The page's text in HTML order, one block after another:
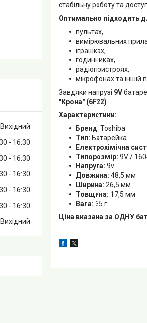
стабільну роботу та
Оптимально підходить
пультах,
вимірювальних
іграшках,
годинниках,
радіопристроях,
мікрофонах та іншій
Завдяки напрузі 9V
"Крона" (6F22)
Характеристики:
Бренд: Toshiba
Тип: Батарейка
Електрохімічна
Типорозмір: 9V /
Напруга: 9v
Довжина: 48,5 мм
Ширина: 26,5 мм
Товщина: 17,5 мм
Вага: 35 г
Ціна вказана за ОДНУ
Вихідний
16:30
16:30
16:30
16:30
16:30
Вихідний